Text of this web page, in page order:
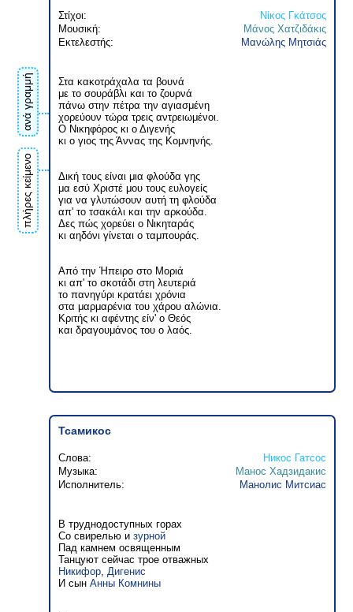
ανά γραμμή
πλήρες κείμενο
Στίχοι:
Νίκος Γκάτσος
Μουσική:
Μάνος Χατζιδάκις
Εκτελεστής:
Μανώλης Μητσιάς
Στα κακοτράχαλα τα βουνά
με το σουράβλι και το ζουρνά
πάνω στην πέτρα την αγιασμένη
χορεύουν τώρα τρεις αντρειωμένοι.
Ο Νικηφόρος κι ο Διγενής
κι ο γιος της Άννας της Κομνηνής.
Δική τους είναι μια φλούδα γης
μα εσύ Χριστέ μου τους ευλογείς
για να γλυτώσουν αυτή τη φλούδα
απ' το τσακάλι και την αρκούδα.
Δες πώς χορεύει ο Νικηταράς
κι αηδόνι γίνεται ο ταμπουράς.
Από την Ήπειρο στο Μοριά
κι απ' το σκοτάδι στη λευτεριά
το πανηγύρι κρατάει χρόνια
στα μαρμαρένια του χάρου αλώνια.
Κριτής κι αφέντης είν' ο Θεός
και δραγουμάνος του ο λαός.
Тсамикос
Слова:
Никос Гатсос
Музыка:
Манос Хадзидакис
Исполнитель:
Манолис Митсиас
В труднодоступных горах
Со свирелью изурной
Пад камнем освященным
Танцуют сейчас трое отважных
Никифор,Дигенис
И сынАнны Комнины